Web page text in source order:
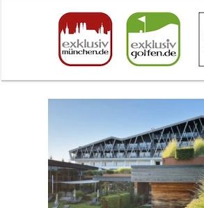
The Open 2026 in Royal Birkdale: